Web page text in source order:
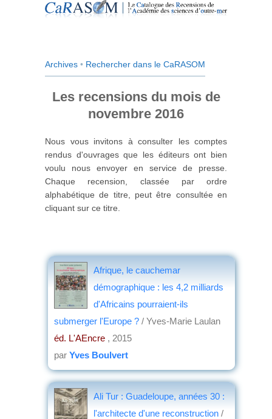
Archives • Rechercher dans le CaRASOM
Les recensions du mois de
novembre 2016
Nous vous invitons à consulter les comptes
rendus d'ouvrages que les éditeurs ont bien
voulu nous envoyer en service de presse.
Chaque recension, classée par ordre
alphabétique de titre, peut être consultée en
cliquant sur ce titre.
Afrique, le cauchemar
démographique : les 4,2 milliards
d'Africains pourraient-ils
submerger l'Europe ? / Yves-Marie Laulan
éd. L'AEncre , 2015
par Yves Boulvert
Ali Tur : Guadeloupe, années 30 :
l'architecte d'une reconstruction /